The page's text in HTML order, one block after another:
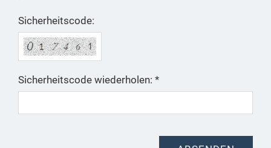
Sicherheitscode:
Sicherheitscode wiederholen: *